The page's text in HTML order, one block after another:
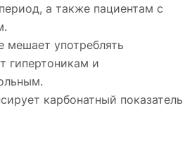
а также пациентам с
мешает употреблять
гипертоникам и
карбонатный показатель